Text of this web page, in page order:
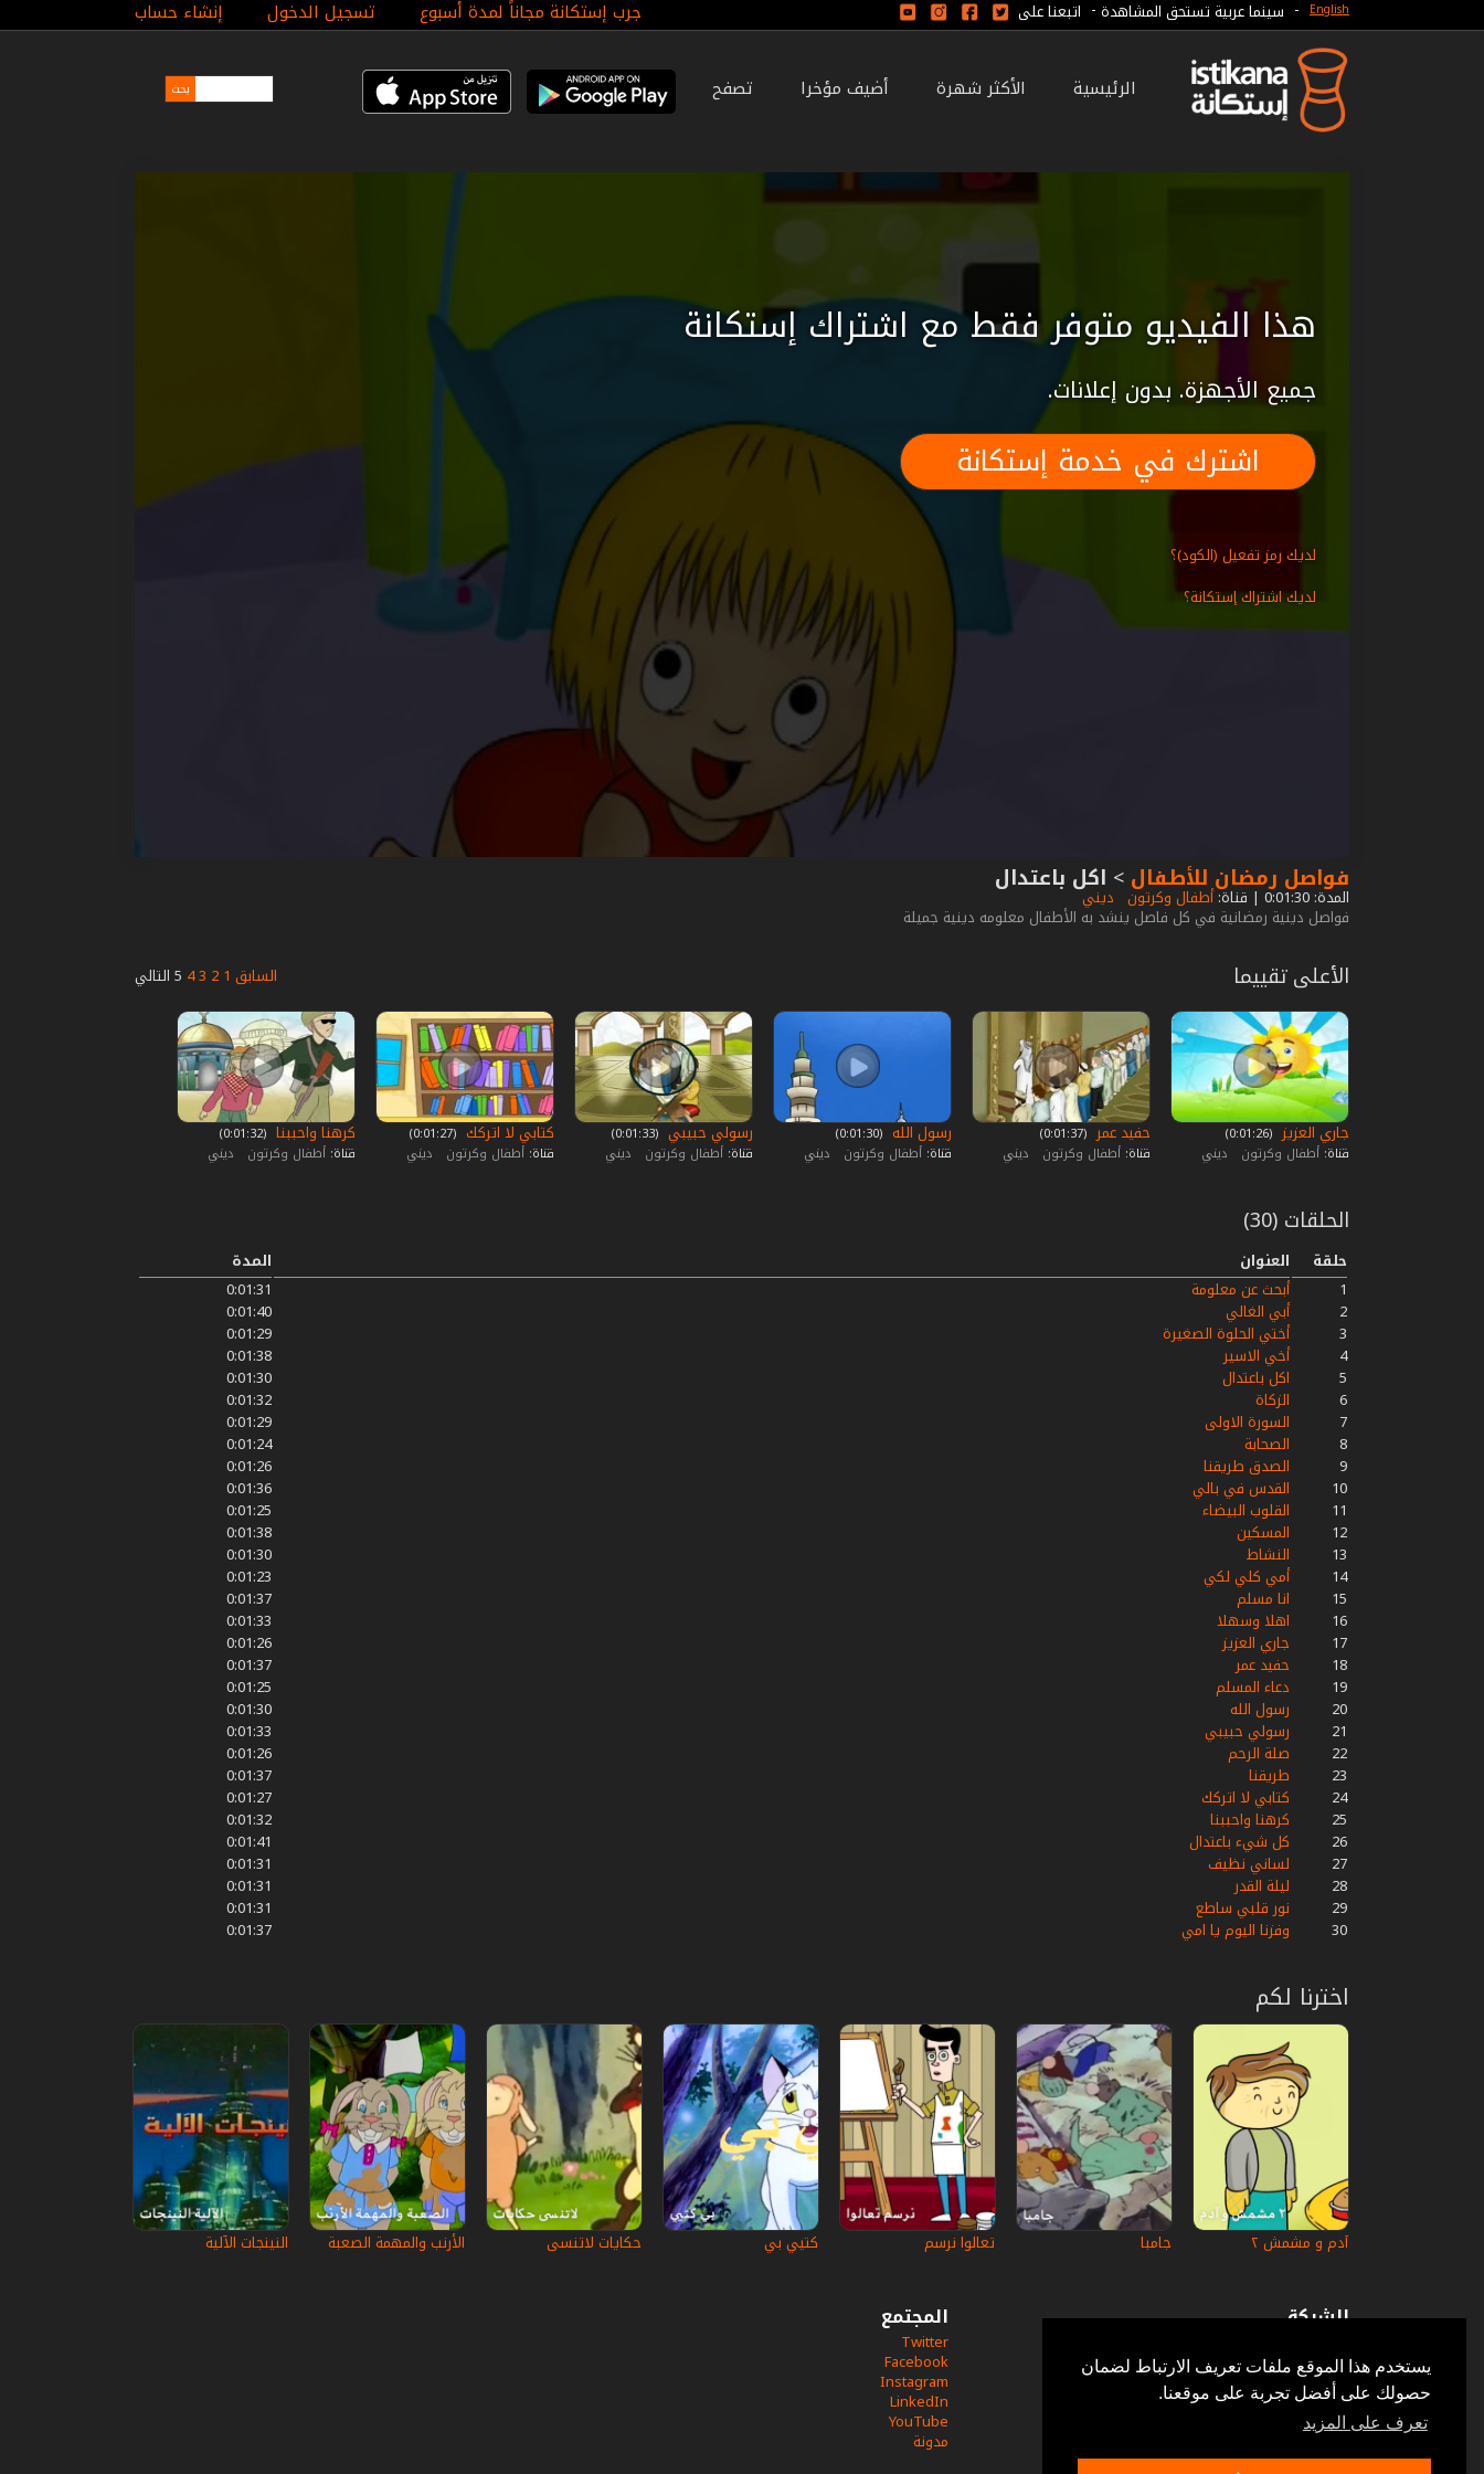
يستخدم هذا الموقع ملفات تعريف الارتباط لضمان
حصولك على أفضل تجربة على موقعنا.
تعرف على المزيد
جرب إستكانة مجاناً لمدة أسبوع تسجيل الدخول إنشاء حساب English
- سينما عربية تستحق المشاهدة - اتبعنا على
الرئيسية الأكثر شهرة أضيف مؤخرا تصفح
هذا الفيديو متوفر فقط مع اشتراك إستكانة
جميع الأجهزة. بدون إعلانات.
اشترك في خدمة إستكانة
لديك رمز تفعيل (الكود)؟
لديك اشتراك إستكانة؟
فواصل رمضان للأطفال > اكل باعتدال
المدة: 0:01:30 | قناة: أطفال وكرتون ديني
فواصل دينية رمضانية في كل فاصل ينشد به الأطفال معلومه دينية جميلة
السابق 1
2
3
4
5 التالي الأعلى تقييما
جاري العزيز ‏ (0:01:26)
قناة: أطفال وكرتون ديني
حفيد عمر ‏ (0:01:37)
قناة: أطفال وكرتون ديني
رسول الله ‏ (0:01:30)
قناة: أطفال وكرتون ديني
رسولي حبيبي ‏ (0:01:33)
قناة: أطفال وكرتون ديني
كتابي لا اتركك ‏ (0:01:27)
قناة: أطفال وكرتون ديني
كرهنا واحببنا ‏ (0:01:32)
قناة: أطفال وكرتون ديني
الحلقات (30)
حلقة العنوان
المدة
1
أبحث عن معلومة
0:01:31
2
أبي الغالي
0:01:40
3
أختي الحلوة الصغيرة
0:01:29
4
أخي الاسير
0:01:38
5
اكل باعتدال
0:01:30
6
الزكاة
0:01:32
7
السورة الاولى
0:01:29
8
الصحابة
0:01:24
9
الصدق طريقنا
0:01:26
10
القدس في بالي
0:01:36
11
القلوب البيضاء
0:01:25
12
المسكين
0:01:38
13
النشاط
0:01:30
14
أمي كلي لكي
0:01:23
15
انا مسلم
0:01:37
16
اهلا وسهلا
0:01:33
17
جاري العزيز
0:01:26
18
حفيد عمر
0:01:37
19
دعاء المسلم
0:01:25
20
رسول الله
0:01:30
21
رسولي حبيبي
0:01:33
22
صلة الرحم
0:01:26
23
طريقنا
0:01:37
24
كتابي لا اتركك
0:01:27
25
كرهنا واحببنا
0:01:32
26
كل شيء باعتدال
0:01:41
27
لساني نظيف
0:01:31
28
ليلة القدر
0:01:31
29
نور قلبي ساطع
0:01:31
30
وفزنا اليوم يا امي 0:01:37
اخترنا لكم
آدم و مشمش ٢ جامبا تعالوا نرسم كتيي بي حكايات لاتنسى الأرنب والمهمة الصعبة النينجات الآلية
الشركة
أسئلة وأجوبة
في الإعلام
خدمة الزبائن
إتصل بنا
المجتمع
Twitter
Facebook
Instagram
LinkedIn
YouTube
مدونة